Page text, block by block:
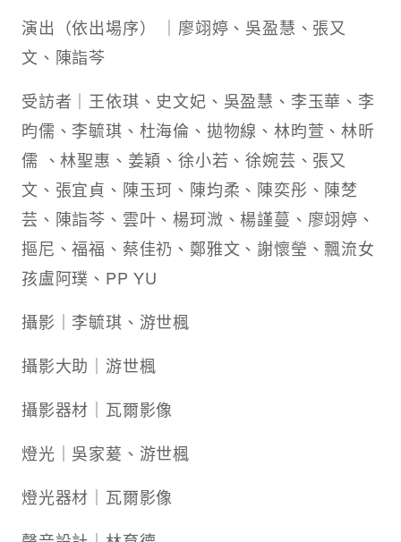
演出（依出場序） ｜廖翊婷、吳盈慧、張又
文、陳詣芩
受訪者｜王依琪、史文妃、吳盈慧、李玉華、李
昀儒、李毓琪、杜海倫、拋物線、林昀萱、林昕
儒 、林聖惠、姜穎、徐小若、徐婉芸、張又
文、張宜貞、陳玉珂、陳均柔、陳奕彤、陳椘
芸、陳詣芩、雲叶、楊珂溦、楊謹蔓、廖翊婷、
摳尼、福福、蔡佳礽、鄭雅文、謝懷瑩、飄流女
孩盧阿璞、PP YU
攝影｜李毓琪、游世楓
攝影大助｜游世楓
攝影器材｜瓦爾影像
燈光｜吳家萲、游世楓
燈光器材｜瓦爾影像